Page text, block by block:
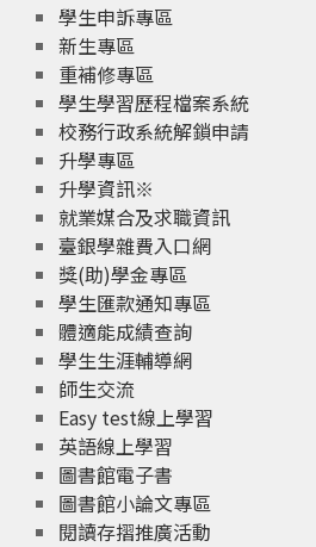
學生申訴專區
新生專區
重補修專區
學生學習歷程檔案系統
校務行政系統解鎖申請
升學專區
升學資訊※
就業媒合及求職資訊
臺銀學雜費入口網
獎(助)學金專區
學生匯款通知專區
體適能成績查詢
學生生涯輔導網
師生交流
Easy test線上學習
英語線上學習
圖書館電子書
圖書館小論文專區
閱讀存摺推廣活動